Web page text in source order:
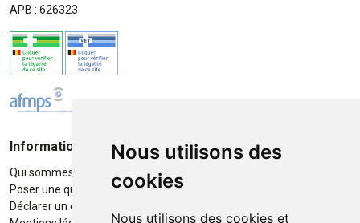
Nous utilisons des
cookies
Nous utilisons des cookies et
APB : 626323
Informations
Qui sommes-nous ?
Poser une question
Déclarer un effet indésirable
Moyens de paiement